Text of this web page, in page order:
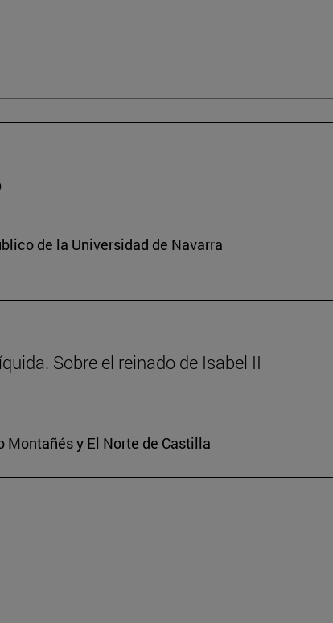
de la Universidad de Navarra
Sobre el reinado de Isabel II
Montañés y El Norte de Castilla